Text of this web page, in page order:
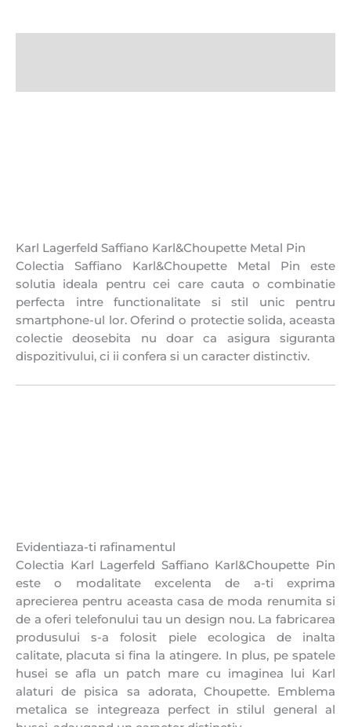
Karl Lagerfeld Saffiano Karl&Choupette Metal Pin
Colectia Saffiano Karl&Choupette Metal Pin este
solutia ideala pentru cei care cauta o combinatie
perfecta intre functionalitate si stil unic pentru
smartphone-ul lor. Oferind o protectie solida, aceasta
colectie deosebita nu doar ca asigura siguranta
dispozitivului, ci ii confera si un caracter distinctiv.
Evidentiaza-ti rafinamentul
Colectia Karl Lagerfeld Saffiano Karl&Choupette Pin
este o modalitate excelenta de a-ti exprima
aprecierea pentru aceasta casa de moda renumita si
de a oferi telefonului tau un design nou. La fabricarea
produsului s-a folosit piele ecologica de inalta
calitate, placuta si fina la atingere. In plus, pe spatele
husei se afla un patch mare cu imaginea lui Karl
alaturi de pisica sa adorata, Choupette. Emblema
metalica se integreaza perfect in stilul general al